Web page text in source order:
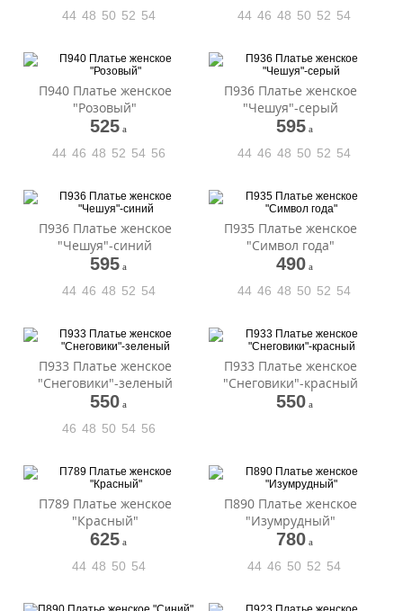
44 48 50 52 54 44 46 48 50 52 54
П940 Платье женское
"Розовый"
525 a
44 46 48 52 54 56
П936 Платье женское
"Чешуя"-серый
595 a
44 46 48 50 52 54
П936 Платье женское
"Чешуя"-синий
595 a
44 46 48 52 54
П935 Платье женское
"Символ года"
490 a
44 46 48 50 52 54
П933 Платье женское
"Снеговики"-зеленый
550 a
46 48 50 54 56
П933 Платье женское
"Снеговики"-красный
550 a
П789 Платье женское
"Красный"
625 a
44 48 50 54
П890 Платье женское
"Изумрудный"
780 a
44 46 50 52 54